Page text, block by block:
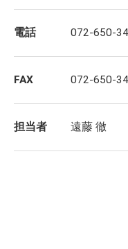
電話 072-650-
FAX 072-650-
担当者 遠藤 徹